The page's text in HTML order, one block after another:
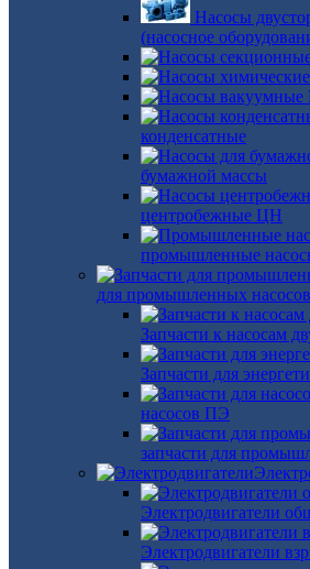
Насосы
(насосное
конденсатные
бумажной массы
центробежные ЦН
промышленные
для промышленных насосов
Запчасти к насосам
Запчасти для
насосов ПЭ
запчасти для
Электродвигатели
Электродвигатели